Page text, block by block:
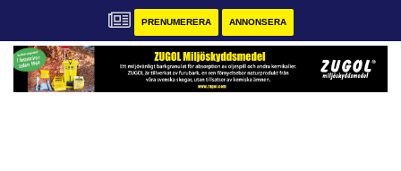
PRENUMERERA ANNONSERA